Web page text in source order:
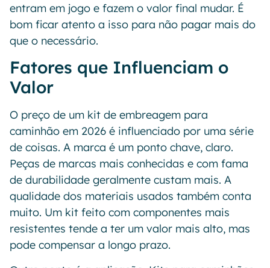
entram em jogo e fazem o valor final mudar. É
bom ficar atento a isso para não pagar mais do
que o necessário.
Fatores que Influenciam o
Valor
O preço de um kit de embreagem para
caminhão em 2026 é influenciado por uma série
de coisas. A marca é um ponto chave, claro.
Peças de marcas mais conhecidas e com fama
de durabilidade geralmente custam mais. A
qualidade dos materiais usados também conta
muito. Um kit feito com componentes mais
resistentes tende a ter um valor mais alto, mas
pode compensar a longo prazo.